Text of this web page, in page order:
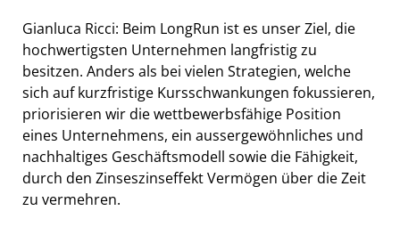
Gianluca Ricci: Beim LongRun ist es unser Ziel, die
hochwertigsten Unternehmen langfristig zu
besitzen. Anders als bei vielen Strategien, welche
sich auf kurzfristige Kursschwankungen fokussieren,
priorisieren wir die wettbewerbsfähige Position
eines Unternehmens, ein aussergewöhnliches und
nachhaltiges Geschäftsmodell sowie die Fähigkeit,
durch den Zinseszinseffekt Vermögen über die Zeit
zu vermehren.